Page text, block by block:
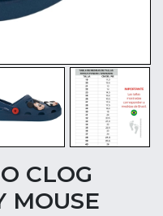
CLOG
MOUSE